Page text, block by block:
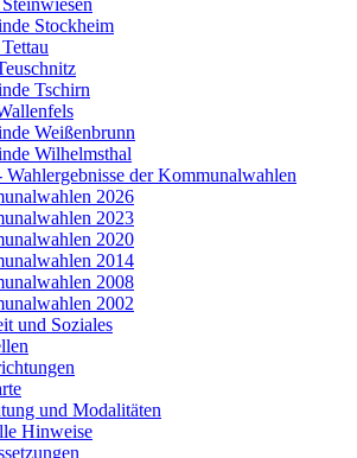
Stockheim
Tschirn
Weißenbrunn
Wilhelmsthal
Wahlergebnisse der Kommunalwahlen
2026
2023
2020
2014
2008
2002
und Soziales
und Modalitäten
Hinweise